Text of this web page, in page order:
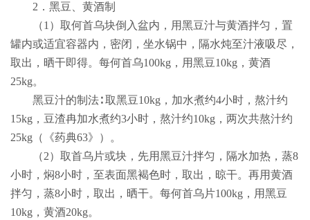
2 ．黑豆、黄酒制
（1 ）取何首乌块倒入盆内，用黑豆汁与黄酒拌匀，置
罐内或适宜容器内，密闭，坐水锅中，隔水炖至汁液吸尽，
取出，晒干即得。每何首乌100kg ，用黑豆10kg ，黄酒
25kg。
黑豆汁的制法∶ 取黑豆10kg ，加水煮约4小时，熬汁约
15kg ，豆渣冉加水煮约3小时，熬汁约10kg ，两次共熬汁约
25kg （《药典63》）。
（2）取首乌片或块，先用黑豆汁拌匀，隔水加热，蒸8
小时，焖8小时，至表面黑褐色时，取出，晾干。再用黄酒
拌匀，蒸8小时，取出，晒干。每何首乌片100kg ，用黑豆
10kg ，黄酒20kg。